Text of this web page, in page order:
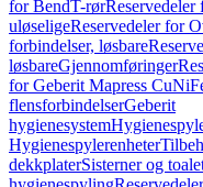
for BendT-rørReservedeler
uløseligeReservedeler for
forbindelser, løsbare
løsbareGjennomføringer
for Geberit Mapress
flensforbindelserGeberit
hygienesystem
Hygienespylerenheter
dekkplaterSisterner og